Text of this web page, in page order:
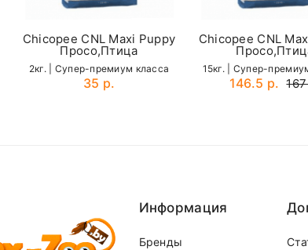
45 кг
50 кг
75 кг
Chicopee CNL Maxi Puppy
Просо,Птица
2кг. | Cупер-премиум класса
35 р.
Chicopee CNL
15кг. | Cупер-
146.5 р.
Информация
Бренды